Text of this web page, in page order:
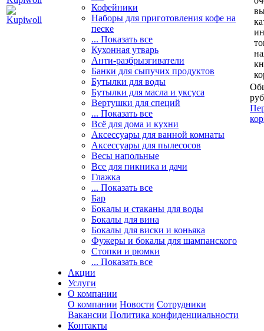
Кофейники
Наборы для приготовления кофе на
песке
... Показать все
Кухонная утварь
Анти-разбрызгиватели
Банки для сыпучих продуктов
Бутылки для воды
Бутылки для масла и уксуса
Вертушки для специй
... Показать все
Всё для дома и кухни
Аксессуары для ванной комнаты
Аксессуары для пылесосов
Весы напольные
Все для пикника и дачи
Глажка
... Показать все
Бар
Бокалы и стаканы для воды
Бокалы для вина
Бокалы для виски и коньяка
Фужеры и бокалы для шампанского
Стопки и рюмки
... Показать все
Акции
Услуги
О компании
О компании Новости Сотрудники
Вакансии Политика конфиденциальности
Контакты